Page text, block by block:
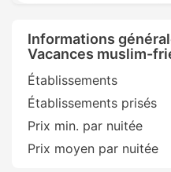
Informations
Vacances muslim-
Établissements
Établissements prisés
Prix min. par nuitée
Prix moyen par nuitée